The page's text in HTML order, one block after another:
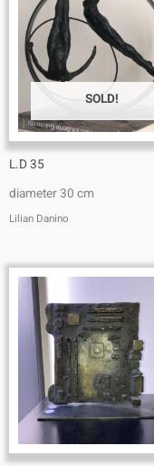
SOLD!
L.D 35
diameter 30 cm
Lilian Danino